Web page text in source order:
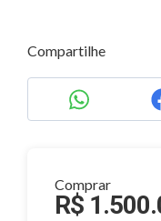
Compartilhe
Comprar
R$